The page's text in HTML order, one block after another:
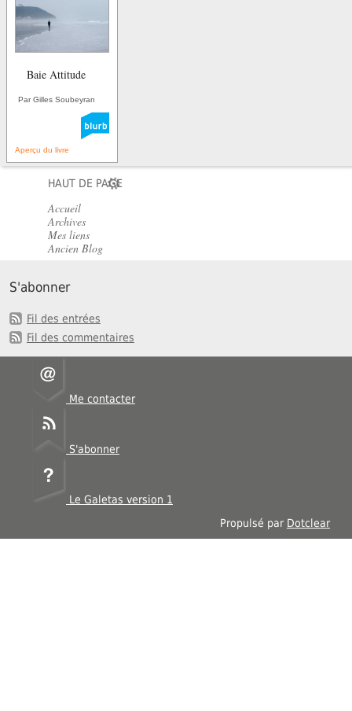
Baie Attitude
Par Gilles Soubeyran
Aperçu du livre
HAUT DE PAGE
Accueil
Archives
Mes liens
Ancien Blog
S'abonner
Fil des entrées
Fil des commentaires
Me contacter
S'abonner
Le Galetas version 1
Propulsé par Dotclear